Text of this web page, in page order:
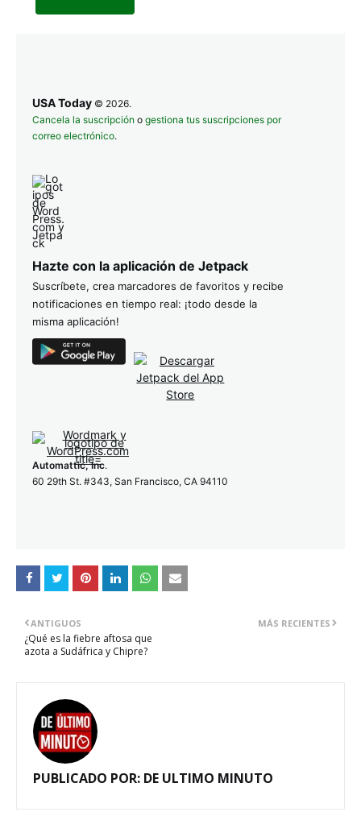
USA Today © 2026.
Cancela la suscripción o gestiona tus suscripciones por
correo electrónico.
Hazte con la aplicación de Jetpack
Suscríbete, crea marcadores de favoritos y recibe
notificaciones en tiempo real: ¡todo desde la
misma aplicación!
Automattic, Inc.
60 29th St. #343, San Francisco, CA 94110
MÁS RECIENTES
ANTIGUOS
¿Qué es la fiebre aftosa que
azota a Sudáfrica y Chipre?
PUBLICADO POR: DE ULTIMO MINUTO